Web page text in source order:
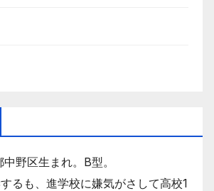
野区生まれ。B型。
るも、進学校に嫌気がさして高校1